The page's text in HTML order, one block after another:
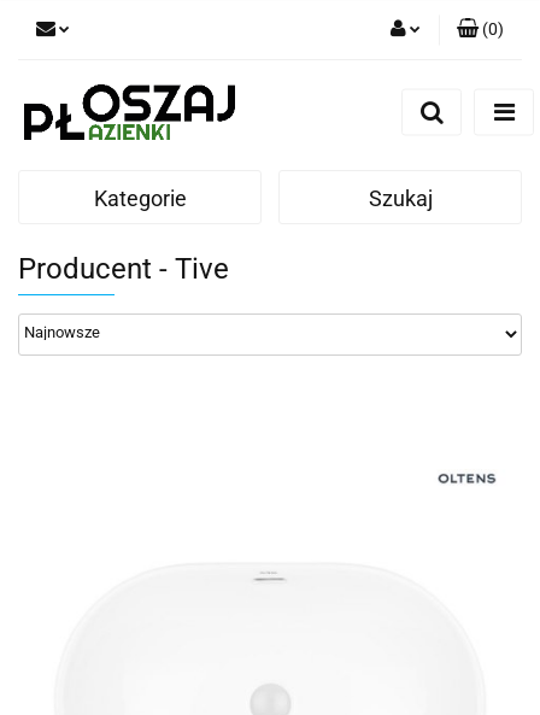
Zgody cookies
(0)
Kategorie Szukaj
Producent - Tive